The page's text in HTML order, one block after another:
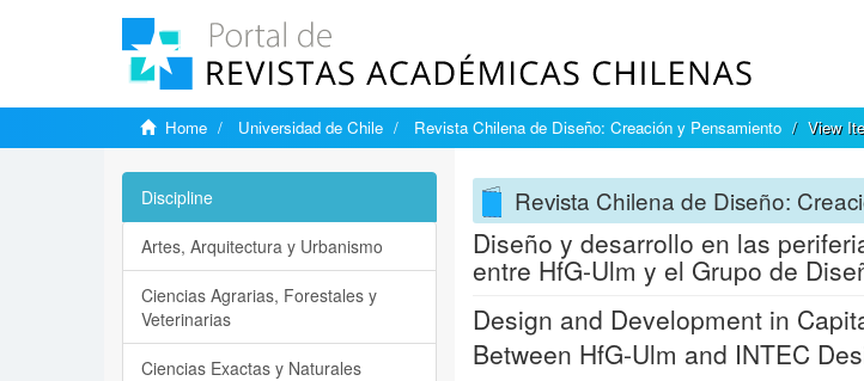
Home Universidad de Chile Revista Chilena de Diseño: Creación y Pensamiento View
Revista Chilena de Diseño:
Diseño y desarrollo en las
entre HfG-Ulm y el Grupo de
Design and Development in
Between HfG-Ulm and INTEC
Discipline
Artes, Arquitectura y Urbanismo
Ciencias Agrarias, Forestales y
Veterinarias
Ciencias Exactas y Naturales